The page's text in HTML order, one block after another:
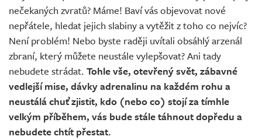
nečekaných zvratů? Máme! Baví vás objevovat nové
nepřátele, hledat jejich slabiny a vytěžit z toho co nejvíc?
Není problém! Nebo byste raději uvítali obsáhlý arzenál
zbraní, který můžete neustále vylepšovat? Ani tady
nebudete strádat. Tohle vše, otevřený svět, zábavné
vedlejší mise, dávky adrenalinu na každém rohu a
neustálá chuť zjistit, kdo (nebo co) stojí za tímhle
velkým příběhem, vás bude stále táhnout dopředu a
nebudete chtít přestat.